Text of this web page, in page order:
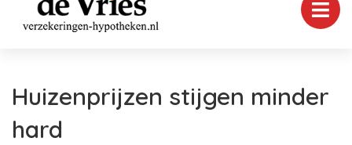
Huizenprijzen stijgen minder
hard